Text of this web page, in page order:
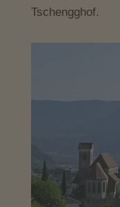
Tschengghof.